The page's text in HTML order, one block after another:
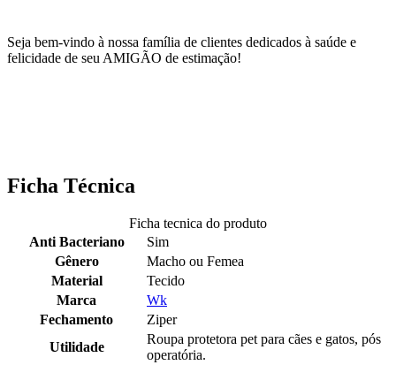
Seja bem-vindo à nossa família de clientes dedicados à saúde e
felicidade de seu AMIGÃO de estimação!
Ficha Técnica
Ficha tecnica do produto
Anti Bacteriano
Sim
Gênero
Macho ou Femea
Material
Tecido
Marca
Wk
Fechamento
Ziper
Utilidade
Roupa protetora pet para cães e gatos, pós
operatória.